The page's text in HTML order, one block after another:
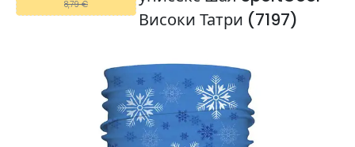
8,79 €
Високи Татри (7197)